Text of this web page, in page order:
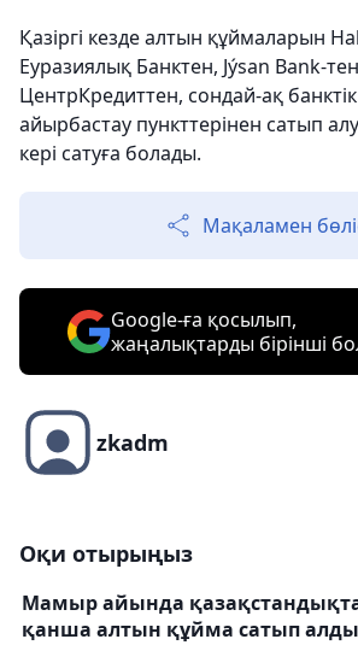
Қазіргі кезде алтын құймаларын
Еуразиялық Банктен, Jýsan Bank-
ЦентрКредиттен, сондай-ақ
айырбастау пункттерінен сатып
кері сатуға болады.
Мақаламен
Google-ға қосылып,
жаңалықтарды бірінші
zkadm
Оқи отырыңыз
Мамыр айында
қанша алтын құйма сатып алды